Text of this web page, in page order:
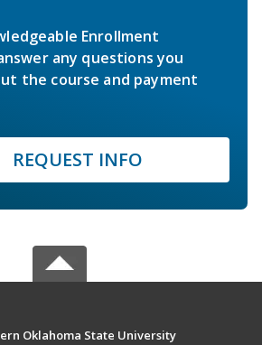
Enrollment
any questions you
the course and payment
REQUEST INFO
Oklahoma State University